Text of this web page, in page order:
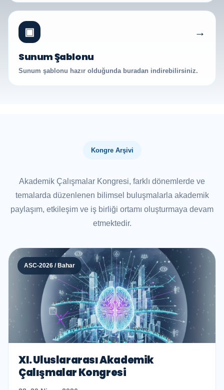
▣
→
Sunum Şablonu
Sunum şablonu hazır olduğunda buradan indirebilirsiniz.
Kongre Arşivi
Akademik Çalışmalar Kongresi, farklı dönemlerde ve
temalarda düzenlenen bilimsel buluşmalarla akademik
paylaşım, etkileşim ve iş birliği ortamı oluşturmaya devam
etmektedir.
ASC-2026 / Bahar
XI. Uluslararası Akademik
Çalışmalar Kongresi